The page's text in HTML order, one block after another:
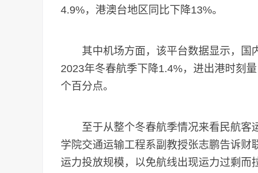
4.9%，港澳台地区同比下降13%。
其中机场方面，该平台数据显示，国
2023年冬春航季下降1.4%，进出港时刻
个百分点。
至于从整个冬春航季情况来看民航客
学院交通运输工程系副教授张志鹏告诉
运力投放规模，以免航线出现运力过剩而